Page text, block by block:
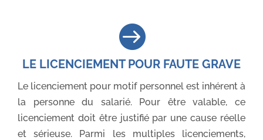

LE LICENCIEMENT POUR FAUTE GRAVE
Le licenciement pour motif personnel est inhérent à
la personne du salarié. Pour être valable, ce
licenciement doit être justifié par une cause réelle
et sérieuse. Parmi les multiples licenciements,